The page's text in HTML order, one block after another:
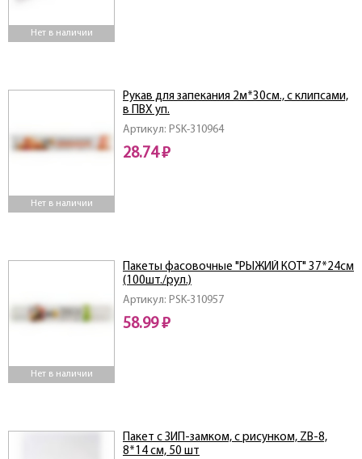
Нет в наличии
Нет в наличии
Артикул: PSK-310964
Рукав для запекания 2м*30см., с клипсами,
в ПВХ уп.
28.74 ₽
Нет в наличии
Артикул: PSK-310957
Пакеты фасовочные "РЫЖИЙ КОТ" 37*24см
(100шт./рул.)
58.99 ₽
Пакет с ЗИП-замком, с рисунком, ZB-8,
8*14 см, 50 шт